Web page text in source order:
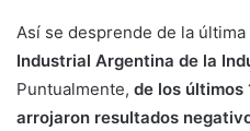
Así se desprende de la
Industrial Argentina de la
Puntualmente, de los últimos
arrojaron resultados